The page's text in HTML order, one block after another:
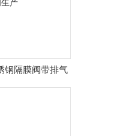
钢隔膜阀带排气
阀生产